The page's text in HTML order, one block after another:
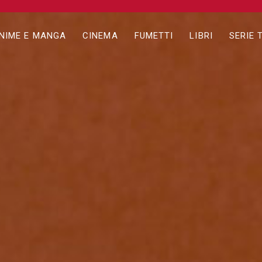
E MANGA CINEMA FUMETTI LIBRI SERIE